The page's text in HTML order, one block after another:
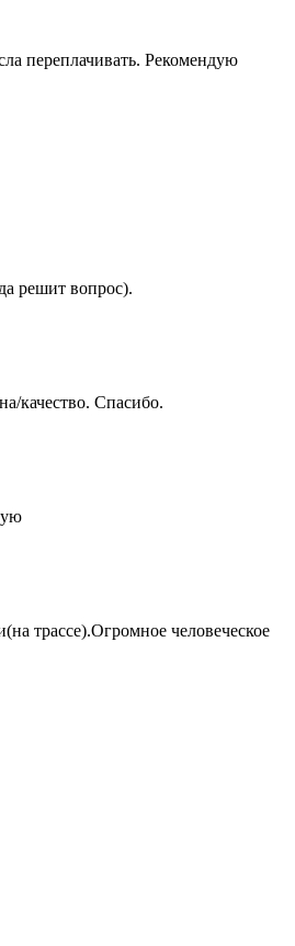
переплачивать. Рекомендую
решит вопрос).
качество. Спасибо.
трассе).Огромное человеческое